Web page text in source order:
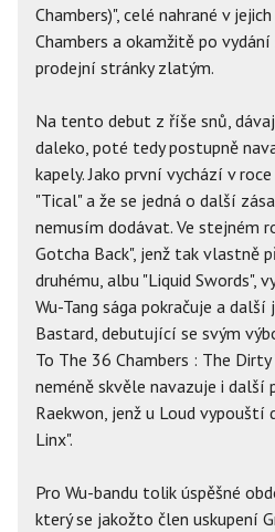
Chambers)", celé nahrané v
Chambers a okamžitě po
prodejní stránky zlatým.
Na tento debut z říše snů,
daleko, poté tedy postupně
kapely. Jako první vychází v
"Tical" a že se jedná o další
nemusím dodávat. Ve stejném
Gotcha Back", jenž tak vlastně
druhému, albu "Liquid Swords",
Wu-Tang sága pokračuje a další
Bastard, debutující se svým
To The 36 Chambers : The Dirty
neméně skvěle navazuje i další
Raekwon, jenž u Loud vypouští
Linx".
Pro Wu-bandu tolik úspěšné
který se jakožto člen uskupení